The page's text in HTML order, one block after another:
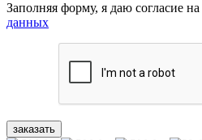
Заполняя форму, я даю согласие на
данных